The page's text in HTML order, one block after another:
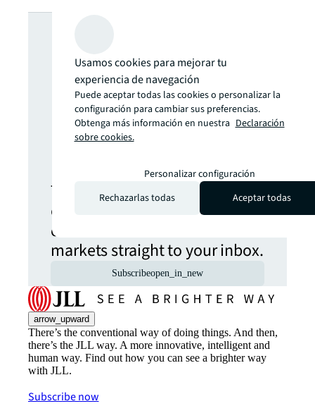
more insights?
Never miss an
update.
The latest news, insights and
opportunities from global
commercial real estate
markets straight to your inbox.
Subscribeopen_in_new
arrow_upward
There’s the conventional way of doing things. And then,
there’s the JLL way. A more innovative, intelligent and
human way. Find out how you can see a brighter way
with JLL.
Subscribe now
Usamos cookies para mejorar tu
experiencia de navegación
Puede aceptar todas las cookies o personalizar la
configuración para cambiar sus preferencias.
Obtenga más información en nuestra Declaración
sobre cookies.
Personalizar configuración
Rechazarlas todas
Aceptar todas